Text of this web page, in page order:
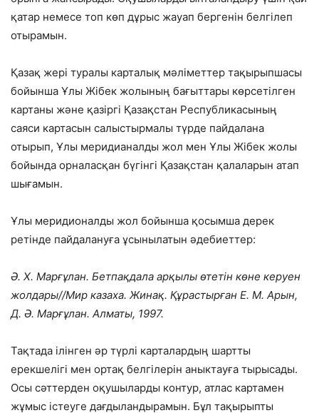
қатар немесе топ көп дұрыс жауап бергенін белгілеп
отырамын.
Қазақ жері туралы карталық мәліметтер тақырыпшасы
бойынша Ұлы Жібек жолының бағыттары көрсетілген
картаны және қазіргі Қазақстан Республикасының
саяси картасын салыстырмалы түрде пайдалана
отырып, Ұлы меридианалды жол мен Ұлы Жібек жолы
бойында орналасқан бүгінгі Қазақстан қалаларын атап
шығамын.
Ұлы меридионалды жол бойынша қосымша дерек
ретінде пайдалануға ұсынылатын әдебиеттер:
Ә. X. Марғұлан. Бетпақдала арқылы өтетін көне керуен
жолдары//Мир казаха. Жинақ. Құрастырған Е. М. Арын,
Д. Ә. Марғұлан. Алматы, 1997.
Тақтада ілінген әр түрлі карталардың шартты
ерекшелігі мен ортақ белгілерін аныктауға тырысады.
Осы сәттерден оқушыларды контур, атлас картамен
жұмыс істеуге дағдыландырамын. Бұл тақырыпты